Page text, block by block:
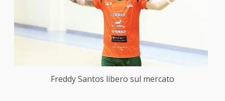
Freddy Santos libero sul mercato